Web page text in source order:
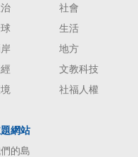
社會
生活
地方
文教科技
社福人權
網站
的島